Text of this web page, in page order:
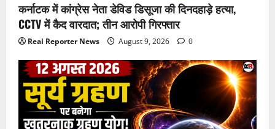
कर्नाटक में कांग्रेस नेता डेविड डिसूजा की दिनदहाड़े हत्या,
CCTV में कैद वारदात; तीन आरोपी गिरफ्तार
Real Reporter News August 9, 2026 0